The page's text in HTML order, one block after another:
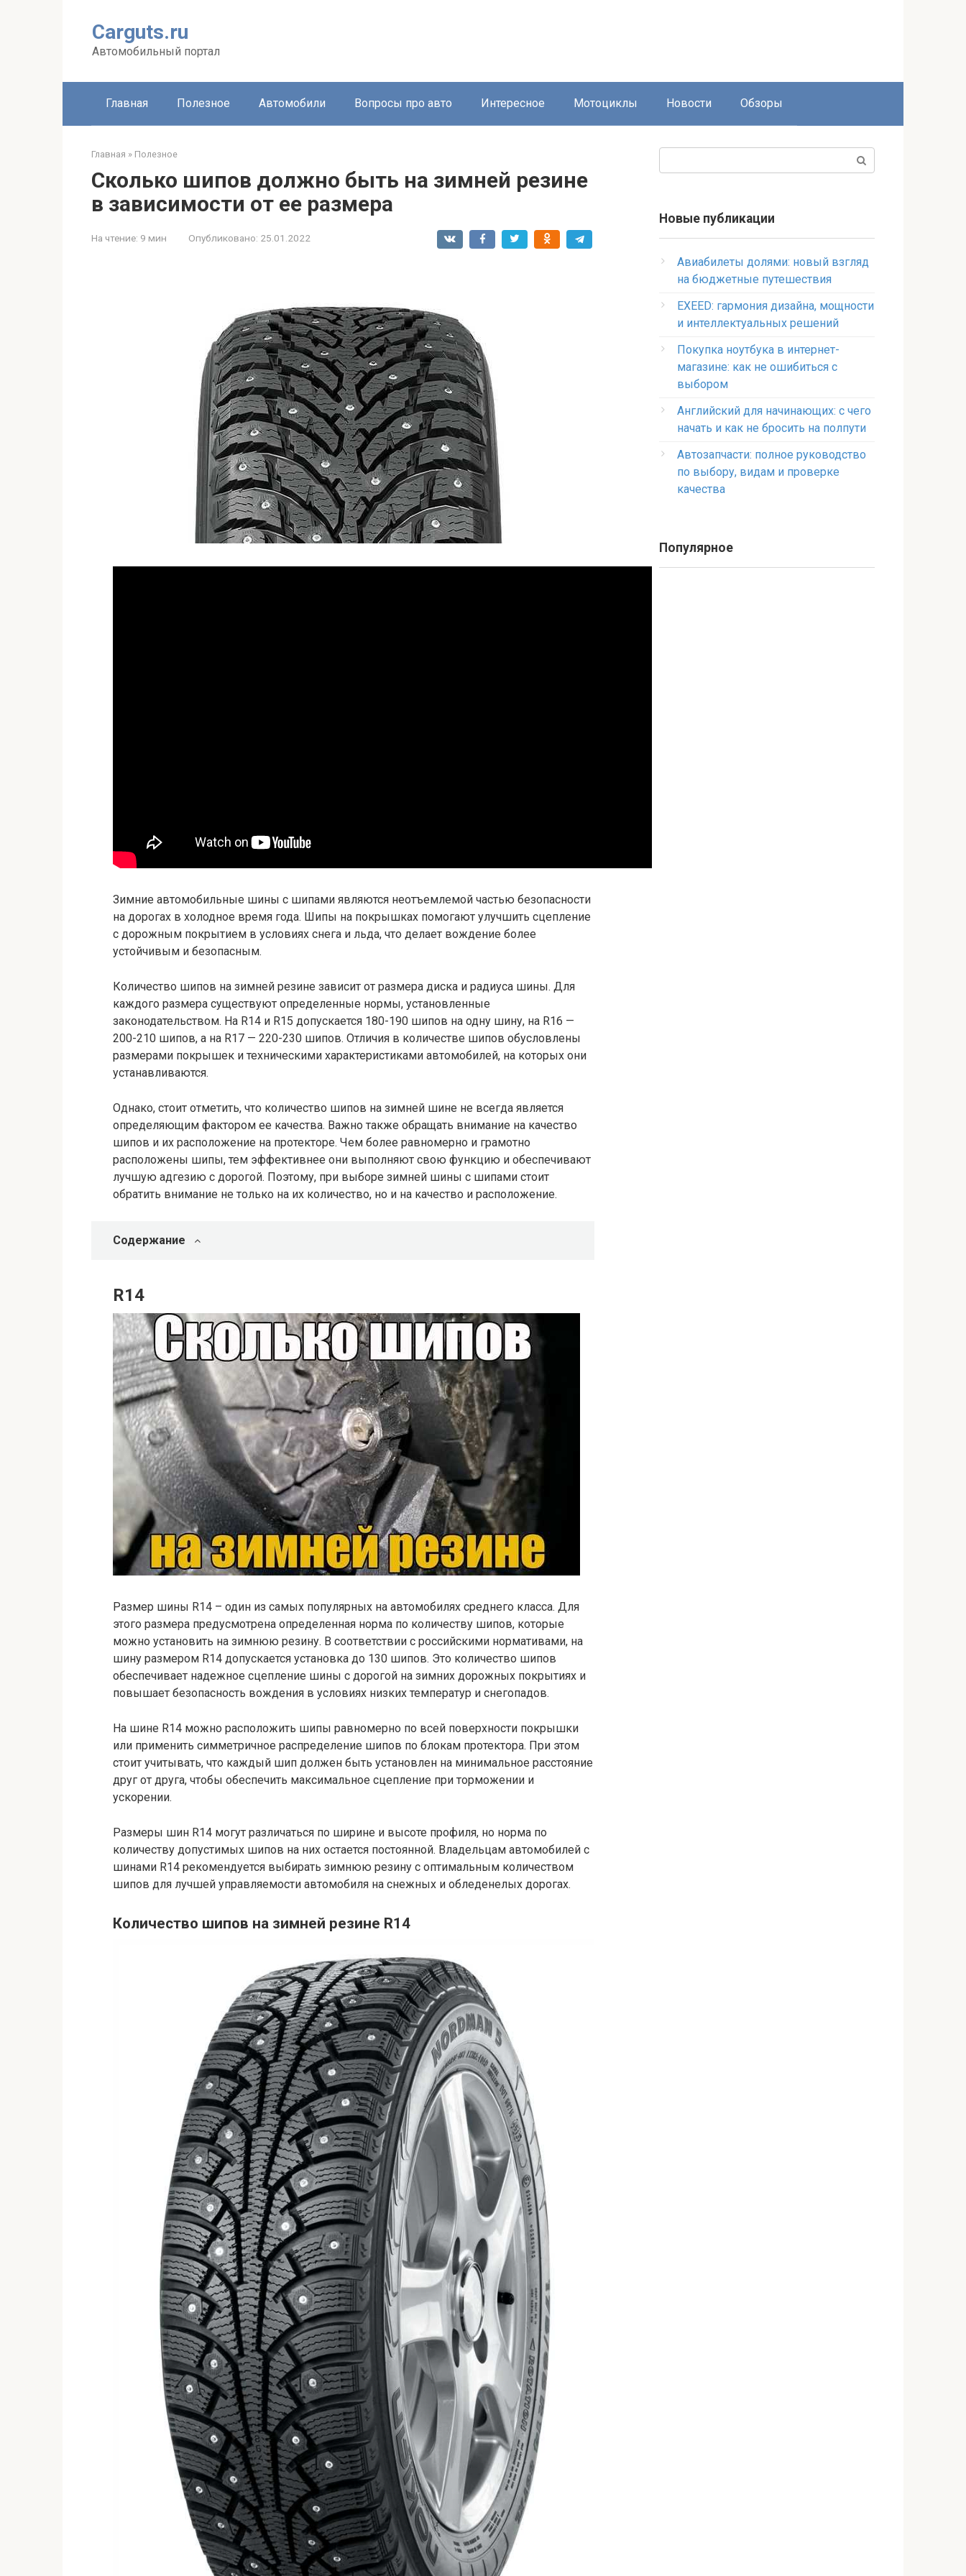
Carguts.ru
Автомобильный портал
Главная Полезное Автомобили Вопросы про авто Интересное Мотоциклы Новости Обзоры
Главная » Полезное
Сколько шипов должно быть на зимней резине
в зависимости от ее размера
На чтение: 9 мин Опубликовано: 25.01.2022
Зимние автомобильные шины с шипами являются неотъемлемой частью безопасности
на дорогах в холодное время года. Шипы на покрышках помогают улучшить сцепление
с дорожным покрытием в условиях снега и льда, что делает вождение более
устойчивым и безопасным.
Количество шипов на зимней резине зависит от размера диска и радиуса шины. Для
каждого размера существуют определенные нормы, установленные
законодательством. На R14 и R15 допускается 180-190 шипов на одну шину, на R16 —
200-210 шипов, а на R17 — 220-230 шипов. Отличия в количестве шипов обусловлены
размерами покрышек и техническими характеристиками автомобилей, на которых они
устанавливаются.
Однако, стоит отметить, что количество шипов на зимней шине не всегда является
определяющим фактором ее качества. Важно также обращать внимание на качество
шипов и их расположение на протекторе. Чем более равномерно и грамотно
расположены шипы, тем эффективнее они выполняют свою функцию и обеспечивают
лучшую адгезию с дорогой. Поэтому, при выборе зимней шины с шипами стоит
обратить внимание не только на их количество, но и на качество и расположение.
Содержание
R14
Размер шины R14 – один из самых популярных на автомобилях среднего класса. Для
этого размера предусмотрена определенная норма по количеству шипов, которые
можно установить на зимнюю резину. В соответствии с российскими нормативами, на
шину размером R14 допускается установка до 130 шипов. Это количество шипов
обеспечивает надежное сцепление шины с дорогой на зимних дорожных покрытиях и
повышает безопасность вождения в условиях низких температур и снегопадов.
На шине R14 можно расположить шипы равномерно по всей поверхности покрышки
или применить симметричное распределение шипов по блокам протектора. При этом
стоит учитывать, что каждый шип должен быть установлен на минимальное расстояние
друг от друга, чтобы обеспечить максимальное сцепление при торможении и
ускорении.
Размеры шин R14 могут различаться по ширине и высоте профиля, но норма по
количеству допустимых шипов на них остается постоянной. Владельцам автомобилей с
шинами R14 рекомендуется выбирать зимнюю резину с оптимальным количеством
шипов для лучшей управляемости автомобиля на снежных и обледенелых дорогах.
Количество шипов на зимней резине R14
Новые публикации
Авиабилеты долями: новый взгляд
на бюджетные путешествия
EXEED: гармония дизайна, мощности
и интеллектуальных решений
Покупка ноутбука в интернет-
магазине: как не ошибиться с
выбором
Английский для начинающих: с чего
начать и как не бросить на полпути
Автозапчасти: полное руководство
по выбору, видам и проверке
качества
Популярное